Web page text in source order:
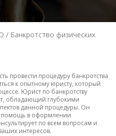
Банкротство физических
провести процедуру банкротства
к опытному юристу, который
Юрист по банкротству
обладающий глубокими
данной процедуры. Он
помощь в оформлении
по всем вопросам и
интересов.